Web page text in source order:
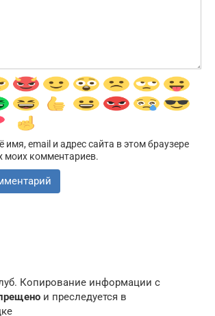
имя, email и адрес сайта в этом браузере
моих комментариев.
Копирование информации с
и преследуется в